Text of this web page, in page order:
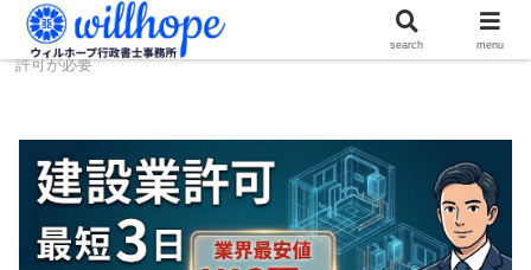
ホーム 建設コラム
【建設業許可】屋上緑化工事には
許可が必要
search menu